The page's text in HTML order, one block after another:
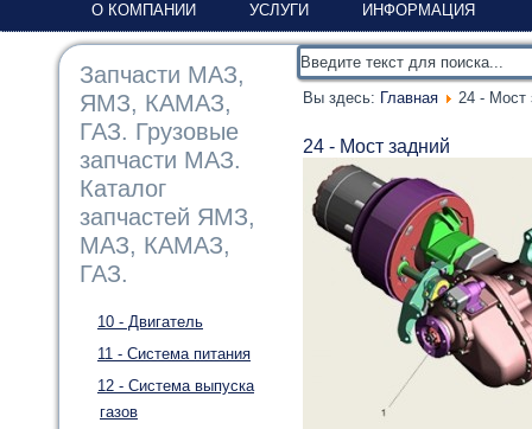
О КОМПАНИИ УСЛУГИ ИНФОРМАЦИЯ
Запчасти МАЗ,
ЯМЗ, КАМАЗ,
ГАЗ. Грузовые
запчасти МАЗ.
Каталог
запчастей ЯМЗ,
МАЗ, КАМАЗ,
ГАЗ.
10 - Двигатель
11 - Система питания
12 - Система выпуска
газов
Вы здесь: Главная 24 - Мост
24 - Мост задний